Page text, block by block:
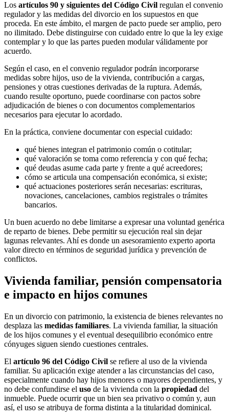
Los artículos 90 y siguientes del Código Civil regulan el convenio
regulador y las medidas del divorcio en los supuestos en que
proceda. En este ámbito, el margen de pacto puede ser amplio, pero
no ilimitado. Debe distinguirse con cuidado entre lo que la ley exige
contemplar y lo que las partes pueden modular válidamente por
acuerdo.
Según el caso, en el convenio regulador podrán incorporarse
medidas sobre hijos, uso de la vivienda, contribución a cargas,
pensiones y otras cuestiones derivadas de la ruptura. Además,
cuando resulte oportuno, puede coordinarse con pactos sobre
adjudicación de bienes o con documentos complementarios
necesarios para ejecutar lo acordado.
En la práctica, conviene documentar con especial cuidado:
qué bienes integran el patrimonio común o cotitular;
qué valoración se toma como referencia y con qué fecha;
qué deudas asume cada parte y frente a qué acreedores;
cómo se articula una compensación económica, si existe;
qué actuaciones posteriores serán necesarias: escrituras,
novaciones, cancelaciones, cambios registrales o trámites
bancarios.
Un buen acuerdo no debe limitarse a expresar una voluntad genérica
de reparto de bienes. Debe permitir su ejecución real sin dejar
lagunas relevantes. Ahí es donde un asesoramiento experto aporta
valor directo en términos de seguridad jurídica y prevención de
conflictos.
Vivienda familiar, pensión compensatoria
e impacto en hijos comunes
En un divorcio con patrimonio, la existencia de bienes relevantes no
desplaza las medidas familiares. La vivienda familiar, la situación
de los hijos comunes y el eventual desequilibrio económico entre
cónyuges siguen siendo cuestiones centrales.
El artículo 96 del Código Civil se refiere al uso de la vivienda
familiar. Su aplicación exige atender a las circunstancias del caso,
especialmente cuando hay hijos menores o mayores dependientes, y
no debe confundirse el uso de la vivienda con la propiedad del
inmueble. Puede ocurrir que un bien sea privativo o común y, aun
así, el uso se atribuya de forma distinta a la titularidad dominical.